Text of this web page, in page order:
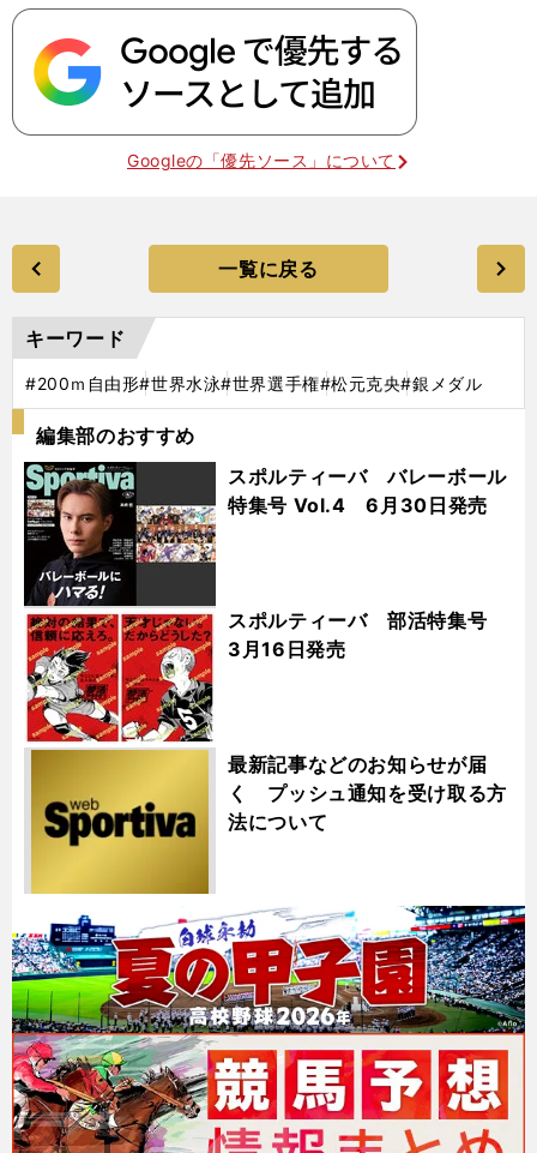
Googleの「優先ソース」について
一覧に戻る
キーワード
#200ｍ自由形#世界水泳#世界選手権#松元克央#銀メダル
編集部のおすすめ
スポルティーバ バレーボール
特集号 Vol.4 6月30日発売
スポルティーバ 部活特集号
3月16日発売
最新記事などのお知らせが届
く プッシュ通知を受け取る方
法について